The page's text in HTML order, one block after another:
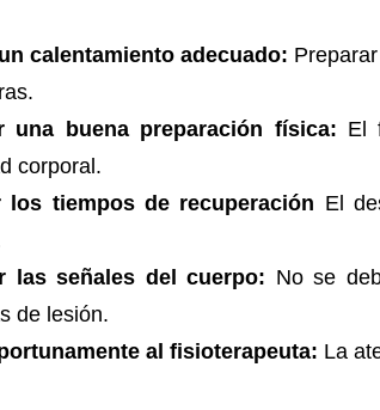
calentamiento adecuado:
una buena preparación física: El
corporal.
los tiempos de recuperación El
las señales del cuerpo: No se
de lesión.
al fisioterapeuta: La